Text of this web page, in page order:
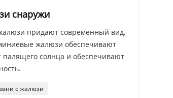
снаружи
придают современный вид,
жалюзи обеспечивают
солнца и обеспечивают
с жалюзи